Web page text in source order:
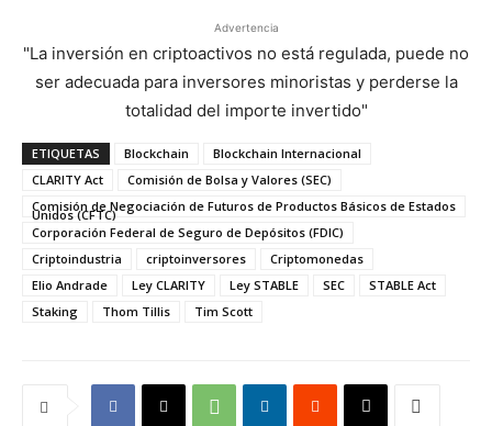
Advertencia
"La inversión en criptoactivos no está regulada, puede no
ser adecuada para inversores minoristas y perderse la
totalidad del importe invertido"
ETIQUETAS Blockchain
Blockchain Internacional
CLARITY Act
Comisión de Bolsa y Valores (SEC)
Comisión de Negociación de Futuros de Productos Básicos de Estados
Unidos (CFTC)
Corporación Federal de Seguro de Depósitos (FDIC)
Criptoindustria
criptoinversores
Criptomonedas
Elio Andrade
Ley CLARITY Ley STABLE SEC
STABLE Act
Staking
Thom Tillis Tim Scott